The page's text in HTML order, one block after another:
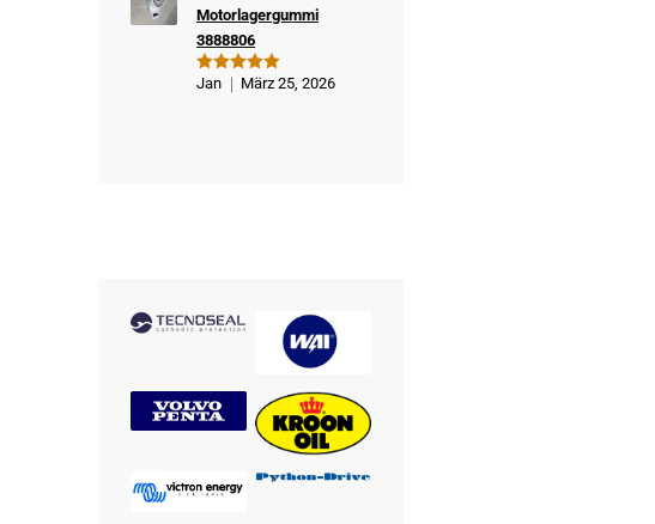
Bewertet
Motorlagergummi
3888806
Jan März 25, 2026